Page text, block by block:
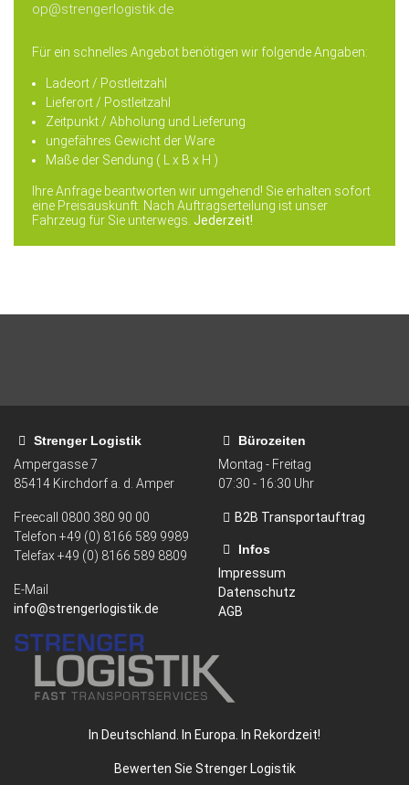
op@strengerlogistik.de
Für ein schnelles Angebot benötigen wir folgende Angaben:
Ladeort / Postleitzahl
Lieferort / Postleitzahl
Zeitpunkt / Abholung und Lieferung
ungefähres Gewicht der Ware
Maße der Sendung ( L x B x H )
Ihre Anfrage beantworten wir umgehend! Sie erhalten sofort
eine Preisauskunft. Nach Auftragserteilung ist unser
Fahrzeug für Sie unterwegs. Jederzeit!
Strenger Logistik
Ampergasse 7
85414 Kirchdorf a. d. Amper
Freecall 0800 380 90 00
Telefon +49 (0) 8166 589 9989
Telefax +49 (0) 8166 589 8809
E-Mail
info@strengerlogistik.de
Bürozeiten
Montag - Freitag
07:30 - 16:30 Uhr
B2B Transportauftrag
Infos
Impressum
Datenschutz
AGB
In Deutschland. In Europa. In Rekordzeit!
Bewerten Sie Strenger Logistik